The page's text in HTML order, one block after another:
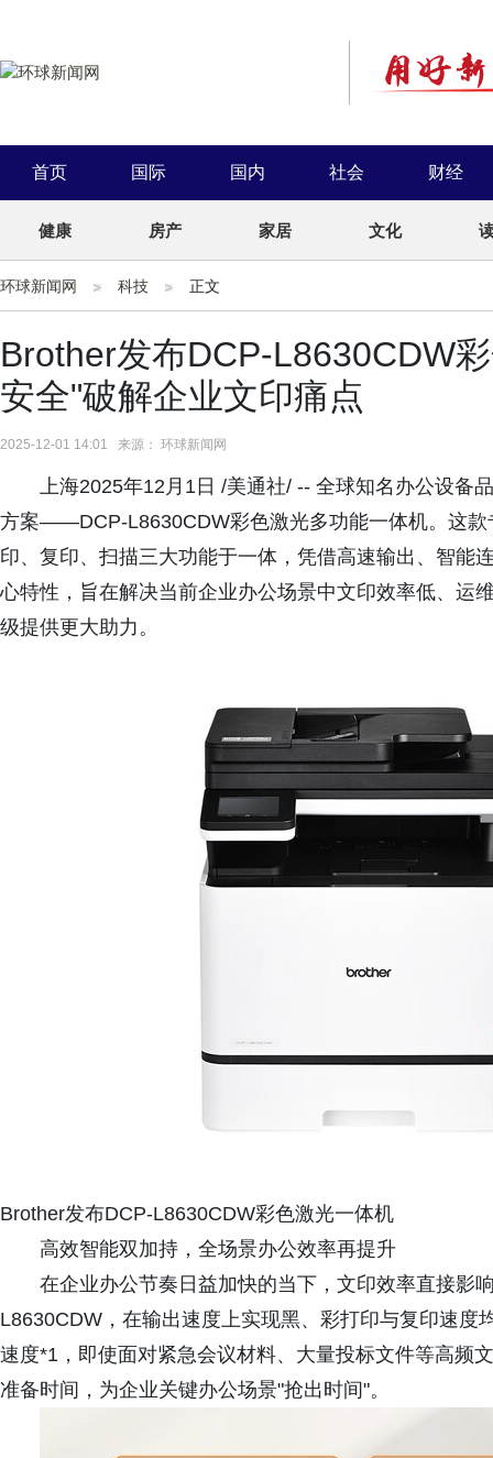
首页 国际 国内 社会 财经
健康 房产 家居 文化
环球新闻网 科技 正文
Brother发布DCP-L8630CDW
安全"破解企业文印痛点
2025-12-01 14:01 来源： 环球新闻网
上海2025年12月1日 /美通社/ -- 全球知名办公设备
方案——DCP-L8630CDW彩色激光多功能一体机。这
印、复印、扫描三大功能于一体，凭借高速输出、智能
心特性，旨在解决当前企业办公场景中文印效率低、运
级提供更大助力。
Brother发布DCP-L8630CDW彩色激光一体机
高效智能双加持，全场景办公效率再提升
在企业办公节奏日益加快的当下，文印效率直接影
L8630CDW，在输出速度上实现黑、彩打印与复印速
速度*1，即使面对紧急会议材料、大量投标文件等高频
准备时间，为企业关键办公场景"抢出时间"。